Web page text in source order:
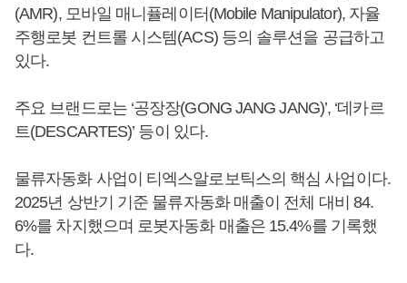
(AMR), 모바일 매니퓰레이터(Mobile Manipulator), 자율
주행로봇 컨트롤 시스템(ACS) 등의 솔루션을 공급하고
있다.
주요 브랜드로는 ‘공장장(GONG JANG JANG)’, ‘데카르
트(DESCARTES)’ 등이 있다.
물류자동화 사업이 티엑스알로보틱스의 핵심 사업이다.
2025년 상반기 기준 물류자동화 매출이 전체 대비 84.
6%를 차지했으며 로봇자동화 매출은 15.4%를 기록했
다.